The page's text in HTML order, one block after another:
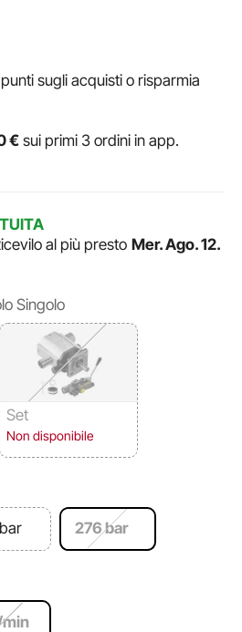
punti sugli acquisti o risparmia
€ sui primi 3 ordini in app.
al più presto Mer. Ago. 12.
Singolo
Set
Non disponibile
276 bar
min